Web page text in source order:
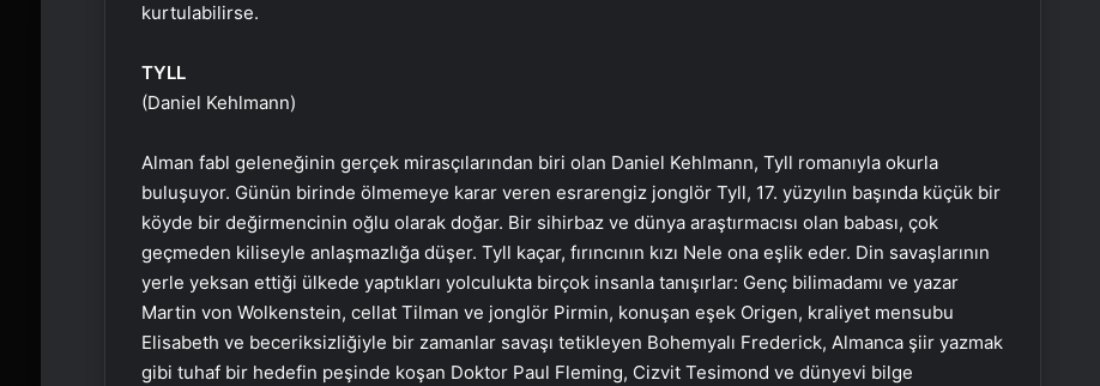
kurtulabilirse.
TYLL
(Daniel Kehlmann)
Alman fabl geleneğinin gerçek mirasçılarından biri olan Daniel Kehlmann, Tyll romanıyla okurla
buluşuyor. Günün birinde ölmemeye karar veren esrarengiz jonglör Tyll, 17. yüzyılın başında küçük bir
köyde bir değirmencinin oğlu olarak doğar. Bir sihirbaz ve dünya araştırmacısı olan babası, çok
geçmeden kiliseyle anlaşmazlığa düşer. Tyll kaçar, fırıncının kızı Nele ona eşlik eder. Din savaşlarının
yerle yeksan ettiği ülkede yaptıkları yolculukta birçok insanla tanışırlar: Genç bilimadamı ve yazar
Martin von Wolkenstein, cellat Tilman ve jonglör Pirmin, konuşan eşek Origen, kraliyet mensubu
Elisabeth ve beceriksizliğiyle bir zamanlar savaşı tetikleyen Bohemyalı Frederick, Almanca şiir yazmak
gibi tuhaf bir hedefin peşinde koşan Doktor Paul Fleming, Cizvit Tesimond ve dünyevi bilge